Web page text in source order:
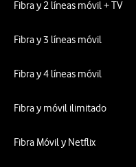
Fibra y 2 líneas móvil + TV
Fibra y 3 líneas móvil
Fibra y 4 líneas móvil
Fibra y móvil ilimitado
Fibra Móvil y Netflix